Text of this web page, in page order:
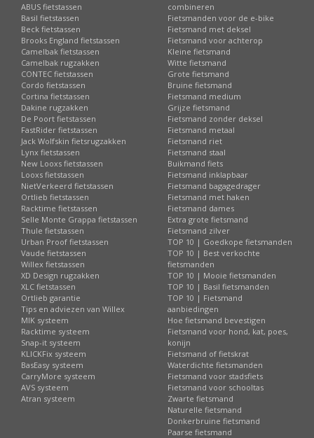
ABUS fietstassen
Basil fietstassen
Beck fietstassen
Brooks England fietstassen
Camelbak fietstassen
Camelbak rugzakken
CONTEC fietstassen
Cordo fietstassen
Cortina fietstassen
Dakine rugzakken
De Poort fietstassen
FastRider fietstassen
Jack Wolfskin fietsrugzakken
Lynx fietstassen
New Looxs fietstassen
Looxs fietstassen
NietVerkeerd fietstassen
Ortlieb fietstassen
Racktime fietstassen
Selle Monte Grappa fietstassen
Thule fietstassen
Urban Proof fietstassen
Vaude fietstassen
Willex fietstassen
XD Design rugzakken
XLC fietstassen
Ortlieb garantie
Tips en adviezen van Willex
MIK systeem
Racktime systeem
Snap-it systeem
KLICKFix systeem
BasEasy systeem
CarryMore systeem
AVS systeem
Atran systeem
combineren
Fietsmanden voor de e-bike
Fietsmand met deksel
Fietsmand voor achterop
Kleine fietsmand
Witte fietsmand
Grote fietsmand
Bruine fietsmand
Fietsmand medium
Grijze fietsmand
Fietsmand zonder deksel
Fietsmand metaal
Fietsmand riet
Fietsmand staal
Buikmand fiets
Fietsmand inklapbaar
Fietsmand bagagedrager
Fietsmand met haken
Fietsmand dames
Extra grote fietsmand
Fietsmand zilver
TOP 10 | Goedkope fietsmanden
TOP 10 | Best verkochte
fietsmanden
TOP 10 | Mooie fietsmanden
TOP 10 | Basil fietsmanden
TOP 10 | Fietsmand
aanbiedingen
Hoe fietsmand bevestigen
Fietsmand voor hond, kat, poes,
konijn
Fietsmand of fietskrat
Waterdichte fietsmanden
Fietsmand voor stadsfiets
Fietsmand voor schooltas
Zwarte fietsmand
Naturelle fietsmand
Donkerbruine fietsmand
Paarse fietsmand